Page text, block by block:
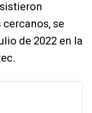
se
de 2022 en la